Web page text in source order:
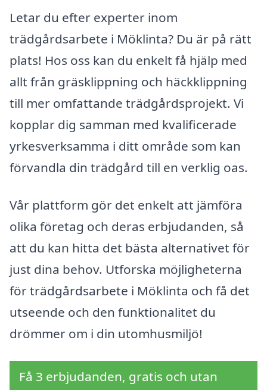
Letar du efter experter inom
trädgårdsarbete i Möklinta? Du är på rätt
plats! Hos oss kan du enkelt få hjälp med
allt från gräsklippning och häckklippning
till mer omfattande trädgårdsprojekt. Vi
kopplar dig samman med kvalificerade
yrkesverksamma i ditt område som kan
förvandla din trädgård till en verklig oas.
Vår plattform gör det enkelt att jämföra
olika företag och deras erbjudanden, så
att du kan hitta det bästa alternativet för
just dina behov. Utforska möjligheterna
för trädgårdsarbete i Möklinta och få det
utseende och den funktionalitet du
drömmer om i din utomhusmiljö!
Få 3 erbjudanden, gratis och utan